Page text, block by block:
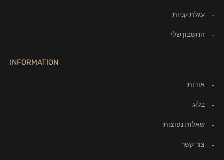
עגלת קניות
החשבון שלי
INFORMATION
אודות
בלוג
שאלות נפוצות
צור קשר